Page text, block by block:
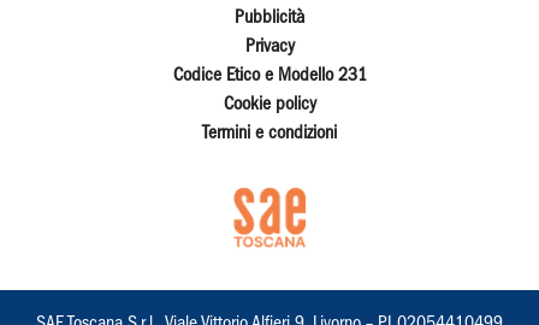
Pubblicità
Privacy
Codice Etico e Modello 231
Cookie policy
Termini e condizioni